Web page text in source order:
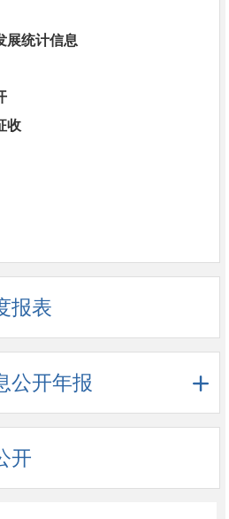
展统计信息
收
报表
公开年报
开